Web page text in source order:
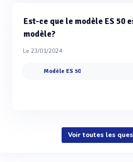
Est-ce que le modèle ES 50
modèle?
Le 23/01/2024
Modèle ES 50
Voir toutes les